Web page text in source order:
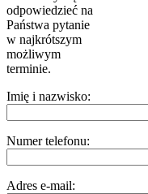
odpowiedzieć na
Państwa pytanie
w najkrótszym
możliwym
terminie.
Imię i nazwisko:
Numer telefonu:
Adres e-mail: